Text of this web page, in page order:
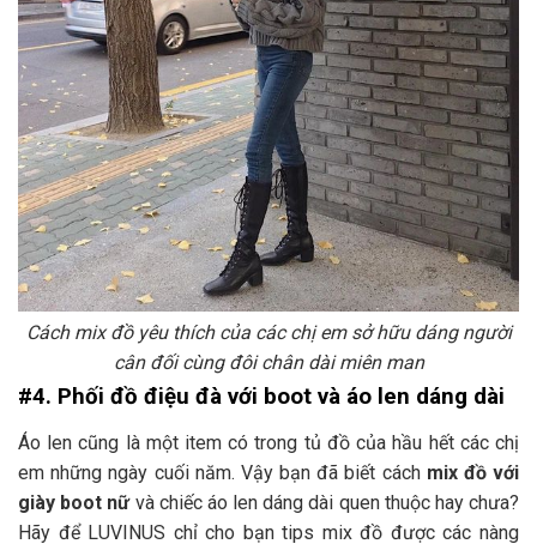
Cách mix đồ yêu thích của các chị em sở hữu dáng người
cân đối cùng đôi chân dài miên man
#4. Phối đồ điệu đà với boot và áo len dáng dài
Áo len cũng là một item có trong tủ đồ của hầu hết các chị
em những ngày cuối năm. Vậy bạn đã biết cách mix đồ với
giày boot nữ và chiếc áo len dáng dài quen thuộc hay chưa?
Hãy để LUVINUS chỉ cho bạn tips mix đồ được các nàng